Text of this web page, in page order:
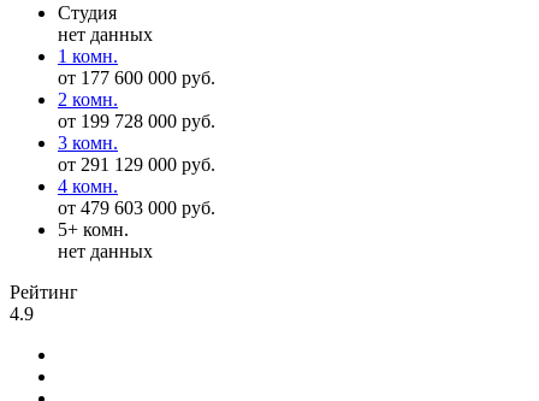
Студия
нет данных
1 комн.
от 177 600 000 руб.
2 комн.
от 199 728 000 руб.
3 комн.
от 291 129 000 руб.
4 комн.
от 479 603 000 руб.
5+ комн.
нет данных
Рейтинг
4.9